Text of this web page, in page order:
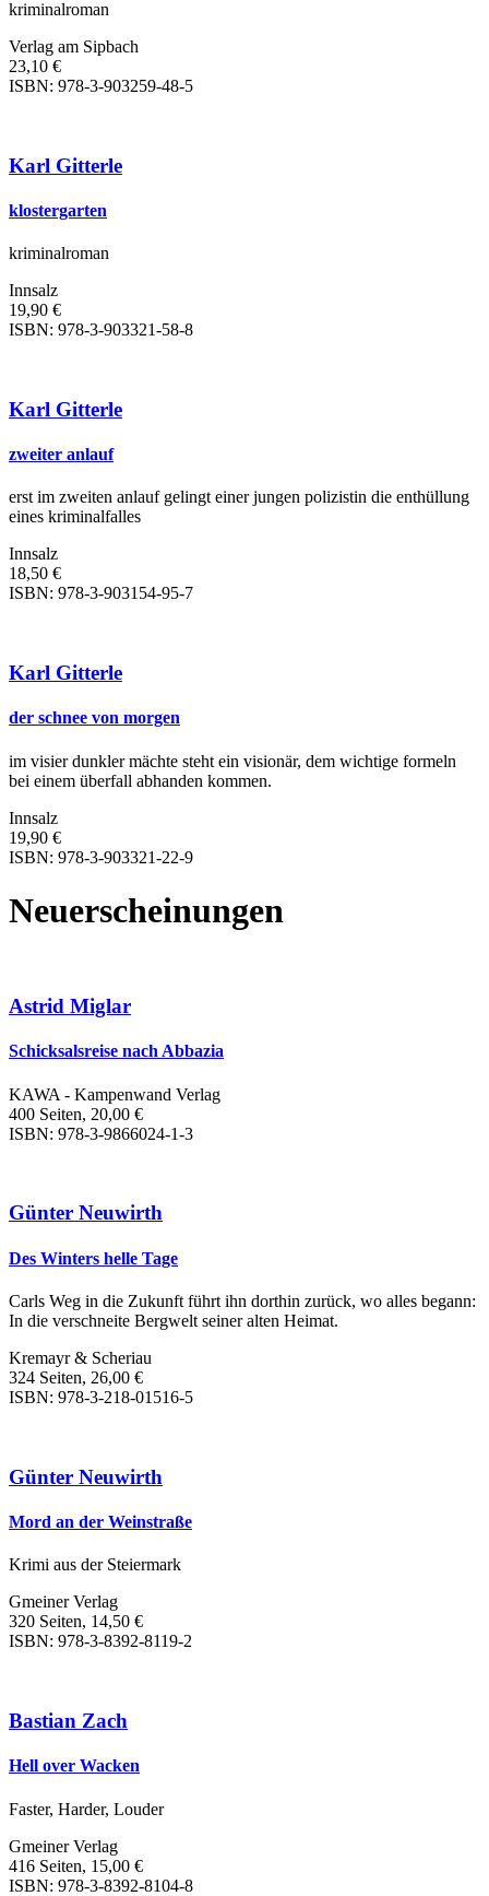
kriminalroman
Verlag am Sipbach
23,10 €
ISBN: 978-3-903259-48-5
Karl Gitterle
klostergarten
kriminalroman
Innsalz
19,90 €
ISBN: 978-3-903321-58-8
Karl Gitterle
zweiter anlauf
erst im zweiten anlauf gelingt einer jungen polizistin die enthüllung
eines kriminalfalles
Innsalz
18,50 €
ISBN: 978-3-903154-95-7
Karl Gitterle
der schnee von morgen
im visier dunkler mächte steht ein visionär, dem wichtige formeln
bei einem überfall abhanden kommen.
Innsalz
19,90 €
ISBN: 978-3-903321-22-9
Neuerscheinungen
Astrid Miglar
Schicksalsreise nach Abbazia
KAWA - Kampenwand Verlag
400 Seiten, 20,00 €
ISBN: 978-3-9866024-1-3
Günter Neuwirth
Des Winters helle Tage
Carls Weg in die Zukunft führt ihn dorthin zurück, wo alles begann:
In die verschneite Bergwelt seiner alten Heimat.
Kremayr & Scheriau
324 Seiten, 26,00 €
ISBN: 978-3-218-01516-5
Günter Neuwirth
Mord an der Weinstraße
Krimi aus der Steiermark
Gmeiner Verlag
320 Seiten, 14,50 €
ISBN: 978-3-8392-8119-2
Bastian Zach
Hell over Wacken
Faster, Harder, Louder
Gmeiner Verlag
416 Seiten, 15,00 €
ISBN: 978-3-8392-8104-8